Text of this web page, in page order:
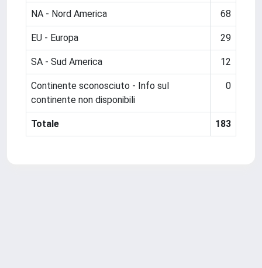
NA - Nord America 68
EU - Europa 29
SA - Sud America 12
Continente sconosciuto - Info sul
continente non disponibili
0
Totale 183